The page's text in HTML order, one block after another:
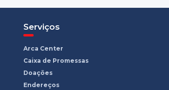
Serviços
Arca Center
Caixa de Promessas
Doações
Endereços